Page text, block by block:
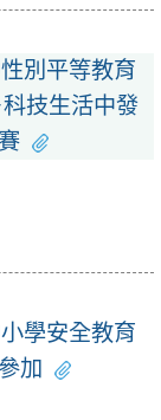
別平等教育
技生活中發
學安全教育
加